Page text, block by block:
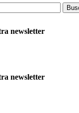
newsletter
newsletter